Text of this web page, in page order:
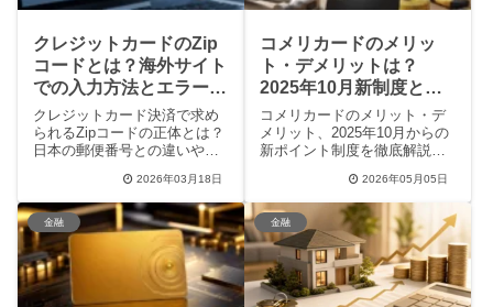
クレジットカードのZip
コードとは？海外サイト
での入力方法とエラー対
処法
クレジットカード決済で求め
られるZipコードの正体とは？
日本の郵便番号との違いや海
方、エラーで決済できない時
の対処法を専門家が解説しま
す。アメリカの住所確認シス
テム（AVS）の仕組みを理解
して、安全に海外ショッピン
グを楽しみましょう。住所入
力の具体例も掲載。
2026年03月18日
コメリカードのメリッ
ト・デメリットは？
2025年10月新制度と評
判を徹底解説
コメリカードのメリット・デ
メリット、2025年10月からの
新ポイント制度を徹底解説。
にする方法や、実質年会費無
料の条件、クラブオフの優待
特典、審査の通りやすさまで
網羅。ホームセンター「コメ
リ」を賢くお得に利用したい
方に必見の情報をまとめまし
た。
2026年05月05日
金融 金融